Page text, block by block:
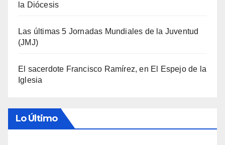
la Diócesis
Las últimas 5 Jornadas Mundiales de la Juventud
(JMJ)
El sacerdote Francisco Ramírez, en El Espejo de la
Iglesia
Lo Último